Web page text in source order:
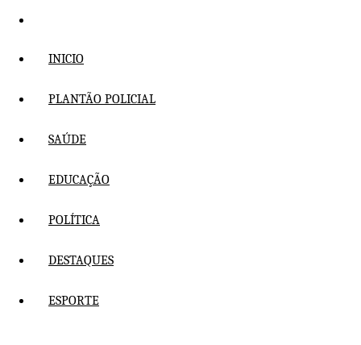
Pular
conteúdo INICIO
PLANTÃO POLICIAL
SAÚDE
EDUCAÇÃO
POLÍTICA
DESTAQUES
ESPORTE